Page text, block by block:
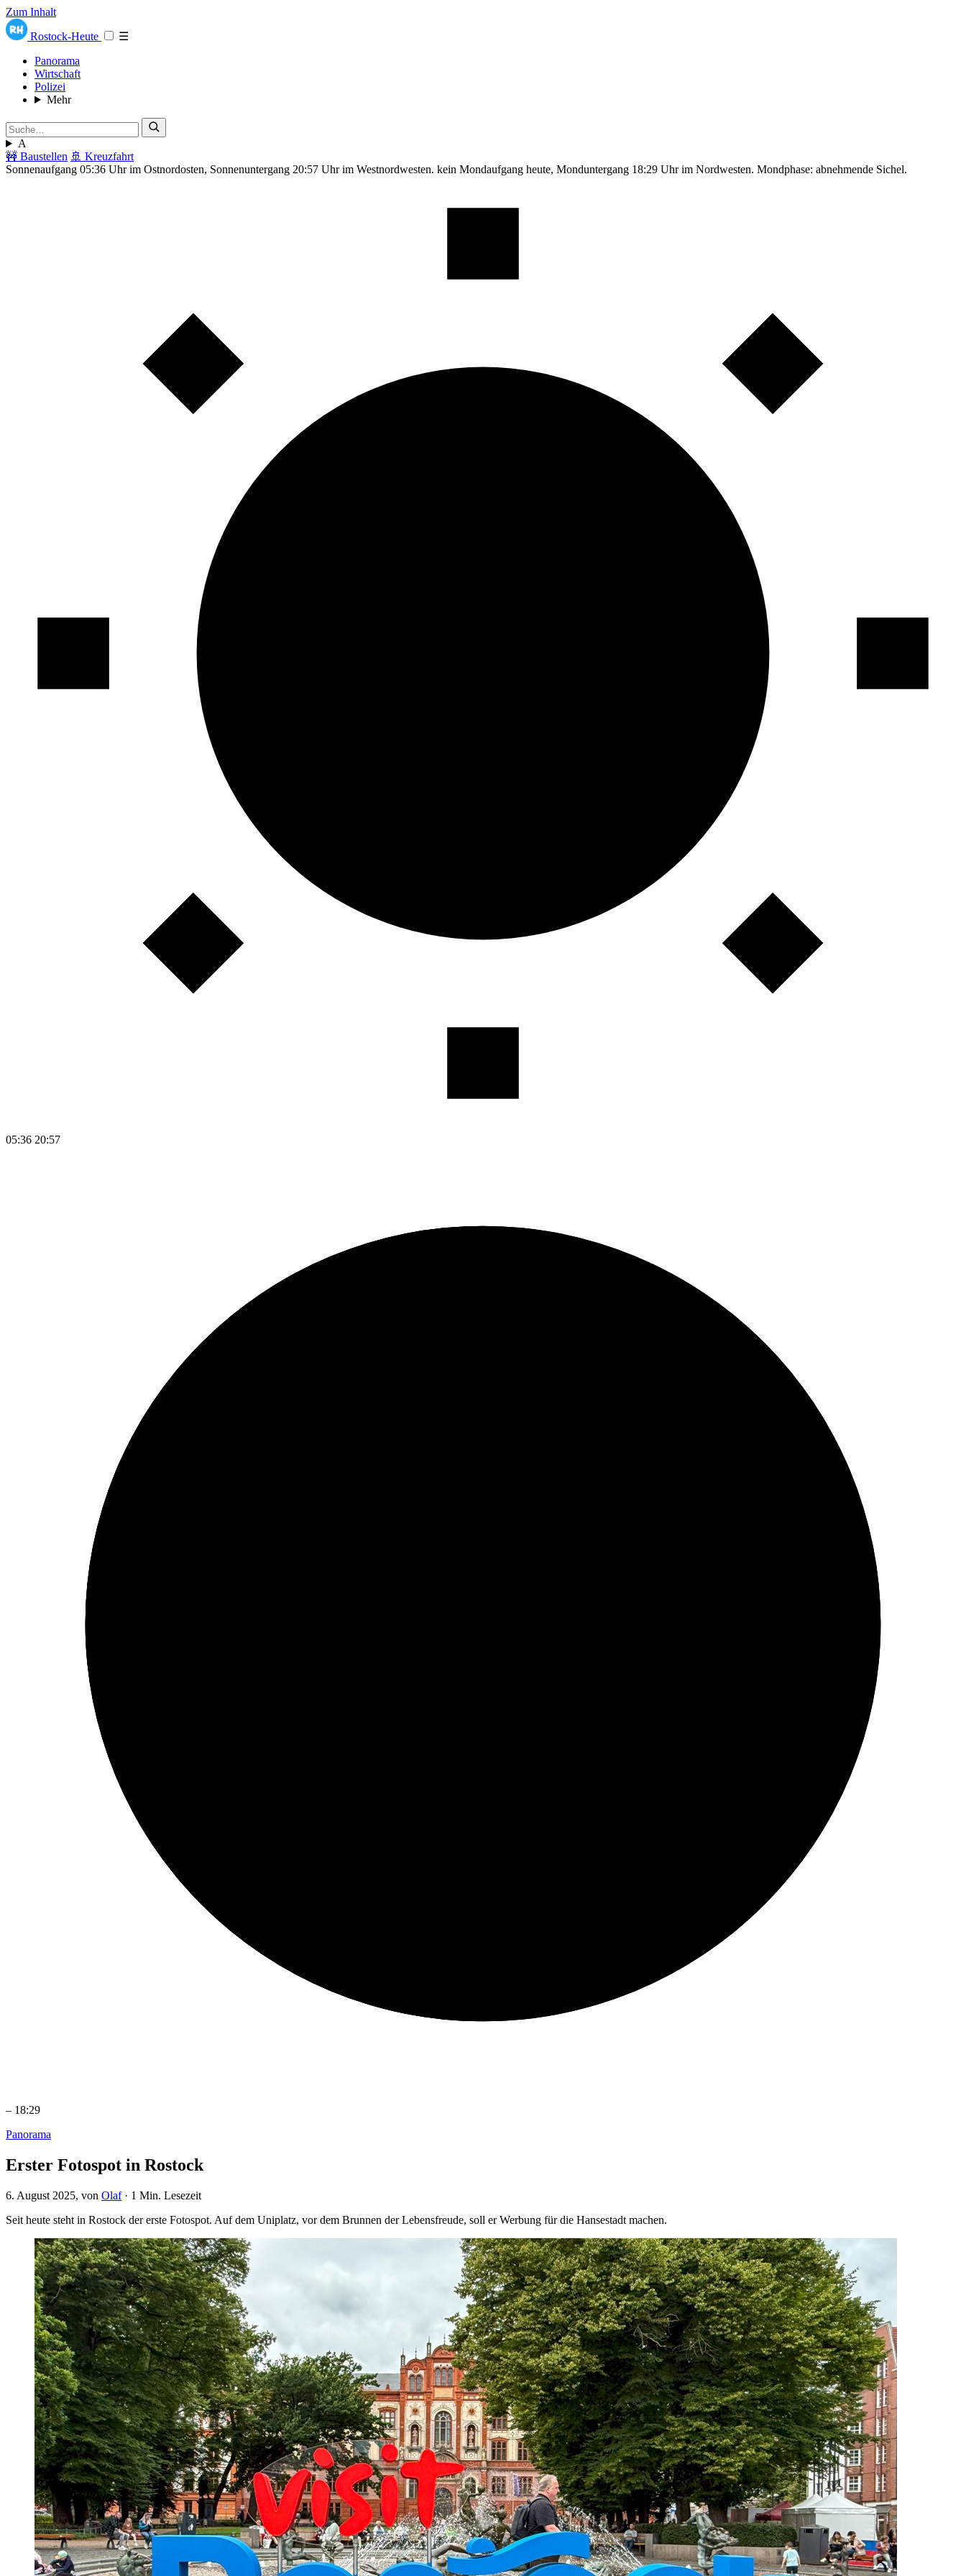
Zum Inhalt
Rostock-Heute
☰
Panorama
Wirtschaft
Polizei
Mehr
A
🚧 Baustellen 🚢 Kreuzfahrt
Sonnenaufgang 05:36 Uhr im Ostnordosten, Sonnenuntergang 20:57 Uhr im Westnordwesten. kein Mondaufgang heute, Monduntergang 18:29 Uhr im Nordwesten. Mondphase: abnehmende Sichel.
05:36 20:57
– 18:29
Panorama
Erster Fotospot in Rostock
6. August 2025, von Olaf· 1 Min. Lesezeit
Seit heute steht in Rostock der erste Fotospot. Auf dem Uniplatz, vor dem Brunnen der Lebensfreude, soll er Werbung für die Hansestadt machen.